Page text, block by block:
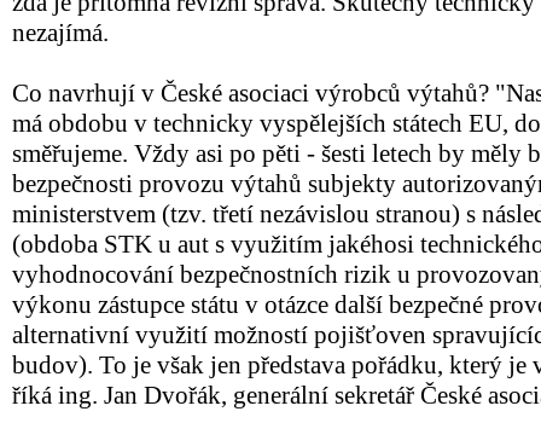
nezajímá.
Co navrhují v České asociaci výrobců výtahů?
má obdobu v technicky vyspělejších státech EU,
směřujeme. Vždy asi po pěti - šesti letech by
bezpečnosti provozu výtahů subjekty
ministerstvem (tzv. třetí nezávislou stranou) s
(obdoba STK u aut s využitím jakéhosi
vyhodnocování bezpečnostních rizik u
výkonu zástupce státu v otázce další bezpečné
alternativní využití možností pojišťoven
budov). To je však jen představa pořádku, který je
říká ing. Jan Dvořák, generální sekretář České